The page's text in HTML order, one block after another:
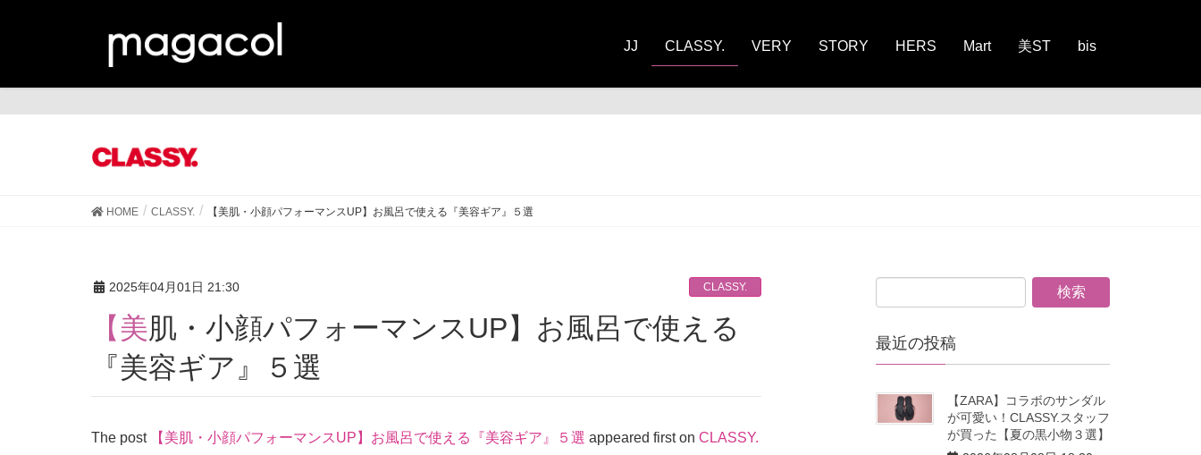
JJ CLASSY. VERY STORY HERS Mart 美ST bis
HOME CLASSY. 【美肌・小顔パフォーマンスUP】お風呂で使える『美容ギア』５選
2025年04月01日 21:30 CLASSY.
【美肌・小顔パフォーマンスUP】お風呂で使える
『美容ギア』５選
The post 【美肌・小顔パフォーマンスUP】お風呂で使える『美容ギア』５選 appeared first on CLASSY.
最近の投稿
【ZARA】コラボのサンダル
が可愛い！CLASSY.スタッフ
が買った【夏の黒小物３選】